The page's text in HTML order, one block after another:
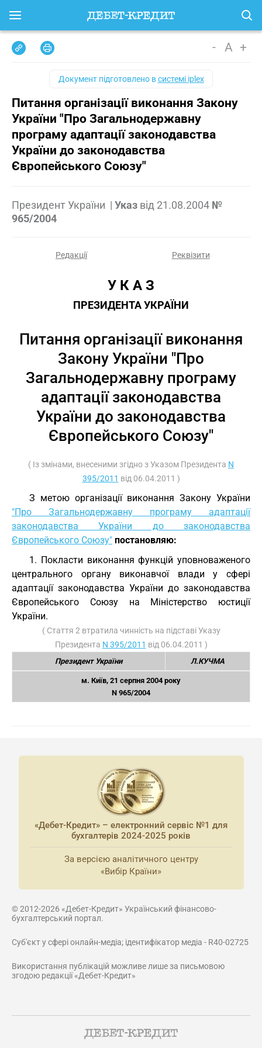
- A +
Документ підготовлено всистемі iplex
Питання організації виконання Закону
України "Про Загальнодержавну
програму адаптації законодавства
України до законодавства
Європейського Союзу"
Президент України | Указ від 21.08.2004 №
965/2004
Редакції Реквізити
У К А З
ПРЕЗИДЕНТА УКРАЇНИ
Питання організації виконання
Закону України "Про
Загальнодержавну програму
адаптації законодавства
України до законодавства
Європейського Союзу"
( Із змінами, внесеними згідно з Указом Президента N
395/2011 від 06.04.2011 )
З метою організації виконання Закону України
"Про Загальнодержавну програму адаптації
законодавства України до законодавства
Європейського Союзу" постановляю:
1. Покласти виконання функцій уповноваженого
центрального органу виконавчої влади у сфері
адаптації законодавства України до законодавства
Європейського Союзу на Міністерство юстиції
України.
( Стаття 2 втратила чинність на підставі Указу
Президента N 395/2011 від 06.04.2011 )
Президент України Л.КУЧМА
м. Київ, 21 серпня 2004 року
N 965/2004
«Дебет-Кредит» – електронний сервіс №1 для
бухгалтерів 2024-2025 років
За версією аналітичного центру
«Вибір Країни»
© 2012-2026 «Дебет-Кредит» Український фінансово-
бухгалтерський портал.
Суб'єкт у сфері онлайн-медіа; ідентифікатор медіа - R40-02725
Використання публікацій можливе лише за письмовою
згодою редакції «Дебет-Кредит»